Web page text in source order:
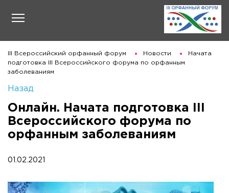
III Всероссийский орфанный форум Новости
Начата
подготовка III Всероссийского форума по орфанным
заболеваниям
Назад
Онлайн. Начата подготовка III
Всероссийского форума по
орфанным заболеваниям
01.02.2021